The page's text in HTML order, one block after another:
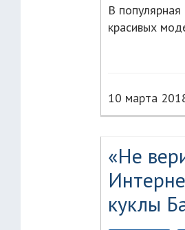
В
красивых
10 марта
«Не
куклы